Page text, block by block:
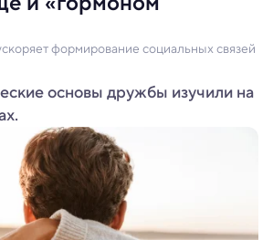
формирование социальных связей
основы дружбы изучили на